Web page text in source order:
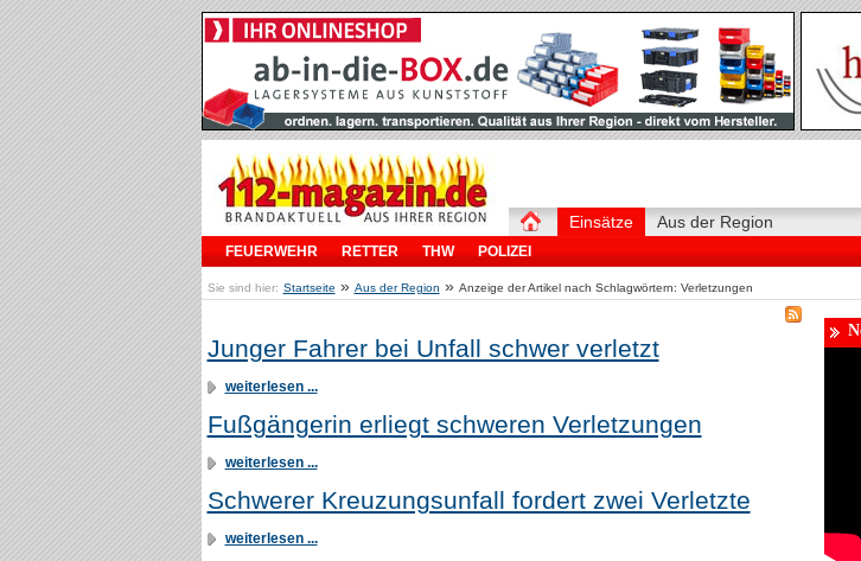
Einsätze
FEUERWEHR RETTER THW POLIZEI
Aus der Region
Sie sind hier: Startseite » Aus der Region » Anzeige der Artikel nach Schlagwörtern: Verletzungen
Junger Fahrer bei Unfall schwer verletzt
weiterlesen ...
Fußgängerin erliegt schweren Verletzungen
weiterlesen ...
Schwerer Kreuzungsunfall fordert zwei Verletzte
weiterlesen ...